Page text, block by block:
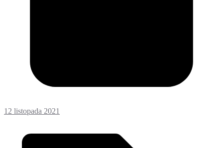
12 listopada 2021